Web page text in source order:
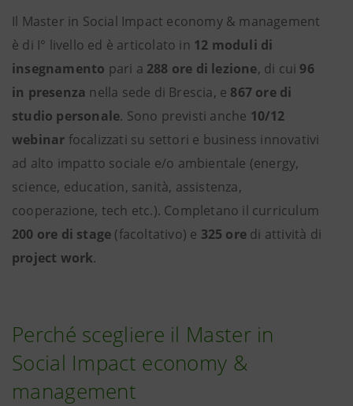
Il Master in Social Impact economy & management
è di I° livello ed è articolato in 12 moduli di
insegnamento pari a 288 ore di lezione, di cui 96
in presenza nella sede di Brescia, e 867 ore di
studio personale. Sono previsti anche 10/12
webinar focalizzati su settori e business innovativi
ad alto impatto sociale e/o ambientale (energy,
science, education, sanità, assistenza,
cooperazione, tech etc.). Completano il curriculum
200 ore di stage (facoltativo) e 325 ore di attività di
project work.
Perché scegliere il Master in
Social Impact economy &
management